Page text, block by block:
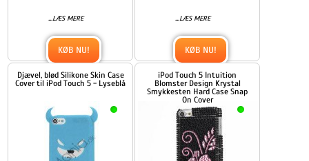
...LÆS MERE
KØB NU!
...LÆS MERE
KØB NU!
Djævel, blød Silikone Skin Case
Cover til iPod Touch 5 - Lyseblå
iPod Touch 5 Intuition
Blomster Design Krystal
Smykkesten Hard Case Snap
On Cover